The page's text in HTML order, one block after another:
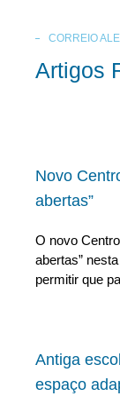
CORREIO
Artigos
Novo
abertas”
O novo
abertas”
permitir que
Antiga
espaço